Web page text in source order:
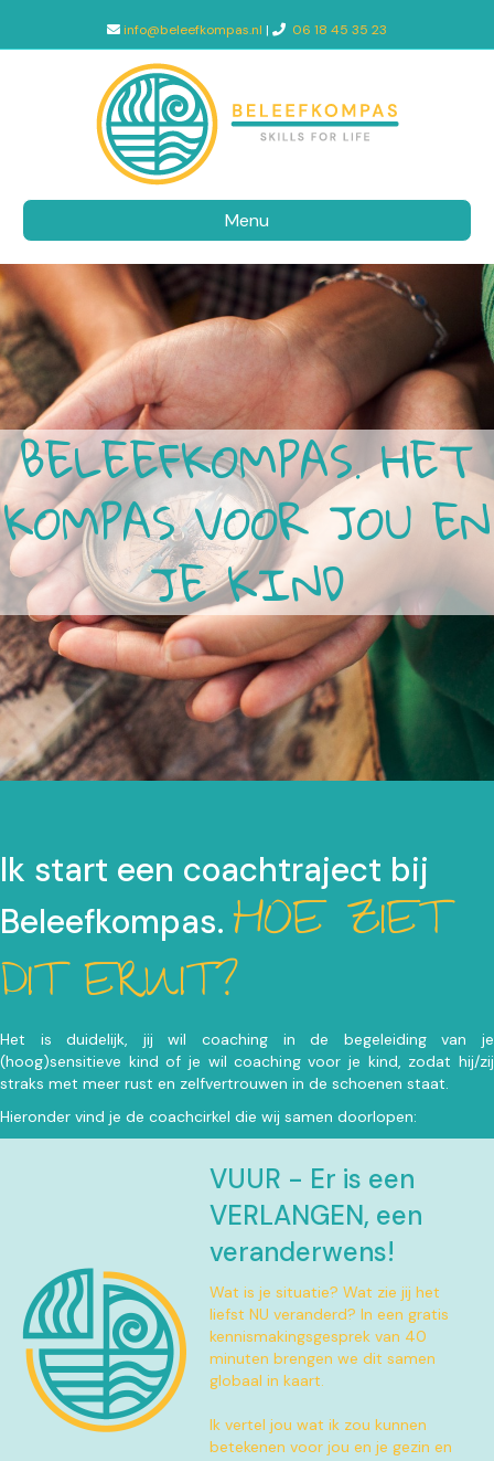
info@beleefkompas.nl | 06 18 45 35 23
Menu
BELEEFKOMPAS. HET
KOMPAS VOOR JOU EN
JE KIND
Ik start een coachtraject bij
Beleefkompas. HOE ZIET
DIT ERUIT?
Het is duidelijk, jij wil coaching in de begeleiding van je
(hoog)sensitieve kind of je wil coaching voor je kind, zodat hij/zij
straks met meer rust en zelfvertrouwen in de schoenen staat.
Hieronder vind je de coachcirkel die wij samen doorlopen:
VUUR - Er is een
VERLANGEN, een
veranderwens!
Wat is je situatie? Wat zie jij het
liefst NU veranderd? In een gratis
kennismakingsgesprek van 40
minuten brengen we dit samen
globaal in kaart.
Ik vertel jou wat ik zou kunnen
betekenen voor jou en je gezin en